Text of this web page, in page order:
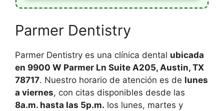
Parmer Dentistry
Parmer Dentistry es una clínica dental ubicada
en 9900 W Parmer Ln Suite A205, Austin, TX
78717. Nuestro horario de atención es de lunes
a viernes, con citas disponibles desde las
8a.m. hasta las 5p.m. los lunes, martes y